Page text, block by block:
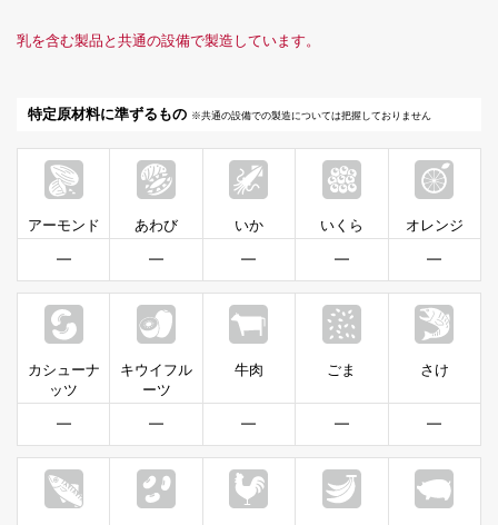
乳を含む製品と共通の設備で製造しています。
特定原材料に準ずるもの ※共通の設備での製造については把握しておりません
アーモンド
━
あわび
━
いか
━
いくら
━
オレンジ
━
カシューナ
ッツ
━
キウイフル
ーツ
━
牛肉
━
ごま
━
さけ
━